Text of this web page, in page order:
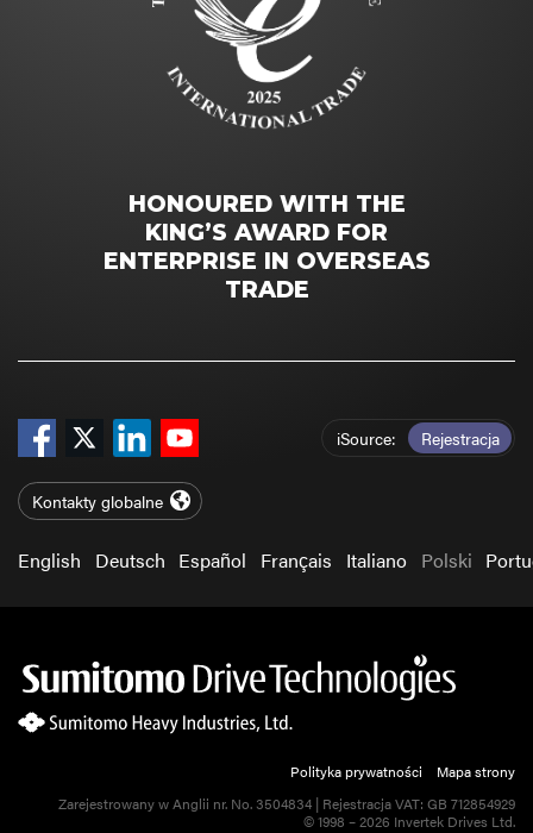
HONOURED WITH THE
KING’S AWARD FOR
ENTERPRISE IN OVERSEAS
TRADE
iSource Rejestracja
Kontakty globalne
English Deutsch Español Français Italiano Polski
Polityka prywatności
Mapa strony
Zarejestrowany w Anglii nr. No. 3504834 | Rejestracja VAT: GB 712854929
© 1998 – 2026 Invertek Drives Ltd.